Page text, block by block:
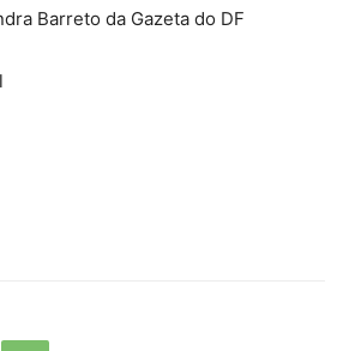
Barreto da Gazeta do DF